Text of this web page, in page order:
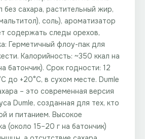
без сахара, растительный жир,
соль), ароматизатор
содержать следы орехов,
Герметичный флоу-пак для
Калорийность: ~350 ккал на
батончик). Срок годности: 12
до +20°C, в сухом месте. Dumle
– это современная версия
Dumle, созданная для тех, кто
и питанием. Высокое
(около 15–20 г на батончик)